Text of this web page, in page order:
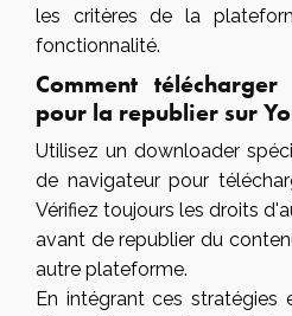
les critères de la
fonctionnalité.
Comment
pour la republier sur
Utilisez un downloader
de navigateur pour
Vérifiez toujours les droits
avant de republier du
autre plateforme.
En intégrant ces stratégies